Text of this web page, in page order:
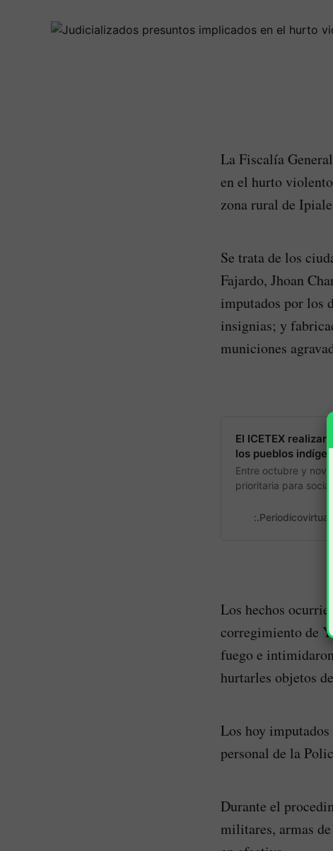
La Fiscalía
en el hurto
zona rural de
Se trata de los
Fajardo, Jhoan
imputados por los
insignias; y
municiones
El ICETEX
los pueblos
Entre octubre y
prioritaria para
permanencia que
estas están las
Los hechos
corregimiento de
fuego e
hurtarles objetos
Los hoy
personal de la
Durante el
militares, armas